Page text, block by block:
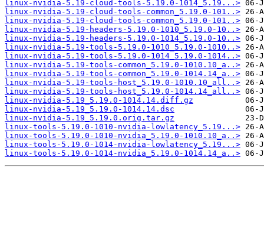
linux-nvidia-5.19-cloud-tools-5.19.0-1014_5.19...>
linux-nvidia-5.19-cloud-tools-common_5.19.0-101..>
linux-nvidia-5.19-cloud-tools-common_5.19.0-101..>
linux-nvidia-5.19-headers-5.19.0-1010_5.19.0-10..>
linux-nvidia-5.19-headers-5.19.0-1014_5.19.0-10..>
linux-nvidia-5.19-tools-5.19.0-1010_5.19.0-1010..>
linux-nvidia-5.19-tools-5.19.0-1014_5.19.0-1014..>
linux-nvidia-5.19-tools-common_5.19.0-1010.10_a..>
linux-nvidia-5.19-tools-common_5.19.0-1014.14_a..>
linux-nvidia-5.19-tools-host_5.19.0-1010.10_all..>
linux-nvidia-5.19-tools-host_5.19.0-1014.14_all..>
linux-nvidia-5.19_5.19.0-1014.14.diff.gz
linux-nvidia-5.19_5.19.0-1014.14.dsc
linux-nvidia-5.19_5.19.0.orig.tar.gz
linux-tools-5.19.0-1010-nvidia-lowlatency_5.19...>
linux-tools-5.19.0-1010-nvidia_5.19.0-1010.10_a..>
linux-tools-5.19.0-1014-nvidia-lowlatency_5.19...>
linux-tools-5.19.0-1014-nvidia_5.19.0-1014.14_a..>